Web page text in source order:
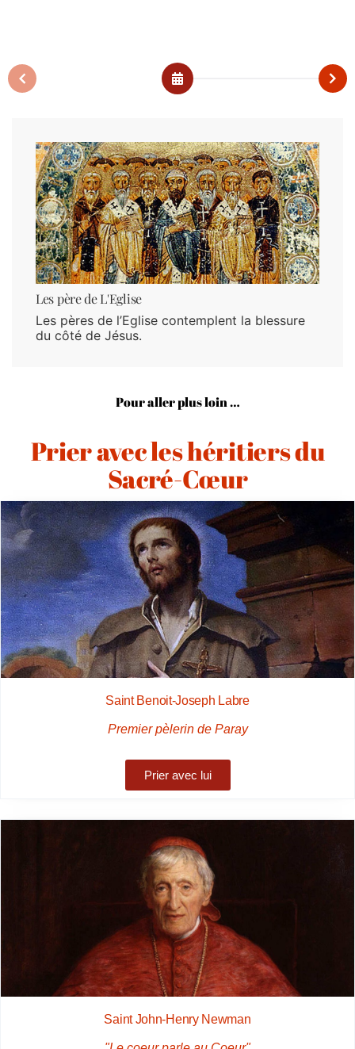
Les père de L'Eglise
Les pères de l’Eglise contemplent la blessure
du côté de Jésus.
Pour aller plus loin …
Prier avec les héritiers du
Sacré-Cœur
Saint Benoit-Joseph Labre
Premier pèlerin de Paray
Prier avec lui
Saint John-Henry Newman